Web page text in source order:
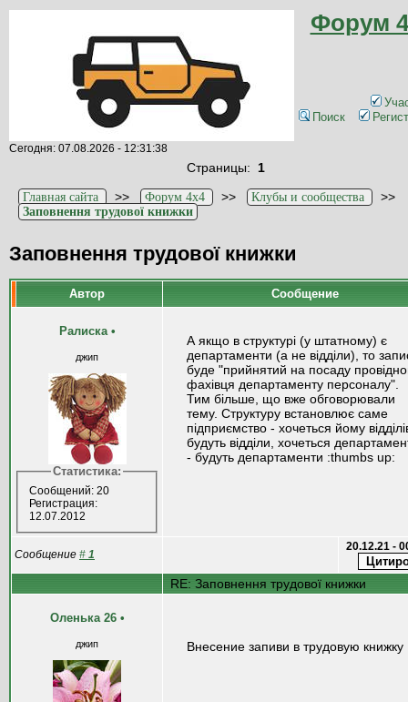
Форум
Поиск
Сегодня: 07.08.2026 - 12:31:38
Страницы: 1
Главная сайта >> Форум 4x4 >> Клубы и сообщества >>
Заповнення трудової книжки
Заповнення трудової книжки
Автор Сообщение
Ралиска •
джип
Статистика:
Сообщений: 20
Регистрация:
12.07.2012
А якщо в структурі (у штатному) є
департаменти (а не відділи), то
буде "прийнятий на посаду
фахівця департаменту персоналу".
Тим більше, що вже обговорювали
тему. Структуру встановлює саме
підприємство - хочеться йому
будуть відділи, хочеться
- будуть департаменти :thumbs up:
Сообщение # 1
20.12.21 -
RE: Заповнення трудової книжки
Оленька 26 •
джип Внесение запиви в трудовую книжку